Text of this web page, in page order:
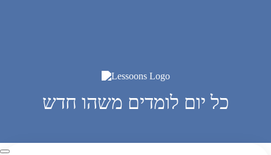
כל יום לומדים משהו חדש